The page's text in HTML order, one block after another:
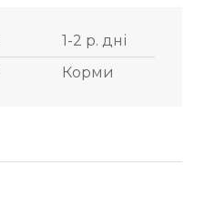
1-2 р. дні
Корми